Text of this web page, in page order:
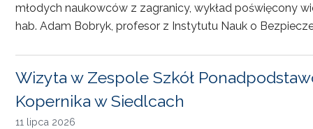
młodych naukowców z zagranicy, wykład poświęcony
hab. Adam Bobryk, profesor z Instytutu Nauk o
Wizyta w Zespole Szkół
Kopernika w Siedlcach
11 lipca 2026